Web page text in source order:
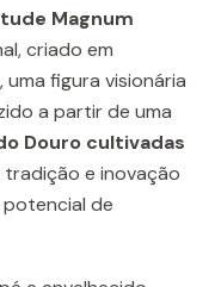
Magnum
criado em
figura visionária
a partir de uma
Douro cultivadas
e inovação
de